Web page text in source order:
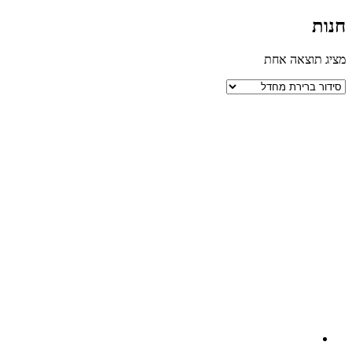
חנות
מציג תוצאה אחת